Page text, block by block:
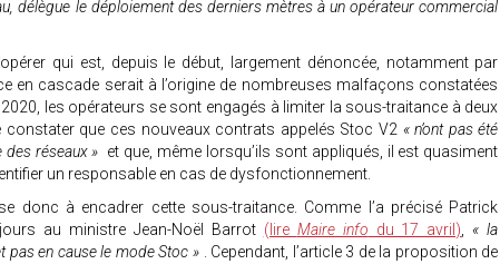
délègue le déploiement des derniers mètres à un opérateur commercial
qui est, depuis le début, largement dénoncée, notamment par
en cascade serait à l’origine de nombreuses malfaçons constatées
les opérateurs se sont engagés à limiter la sous-traitance à deux
que ces nouveaux contrats appelés Stoc V2 « n’ont pas été
des réseaux » et que, même lorsqu’ils sont appliqués, il est quasiment
un responsable en cas de dysfonctionnement.
donc à encadrer cette sous-traitance. Comme l’a précisé Patrick
au ministre Jean-Noël Barrot (lire Maire info du 17 avril)
« la
en cause le mode Stoc »
. Cependant, l’article 3 de la proposition de